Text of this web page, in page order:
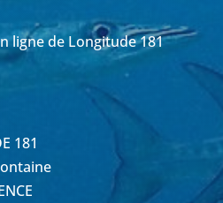
ligne de Longitude 181
181